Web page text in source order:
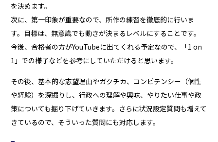
を決めます。
次に、第一印象が重要なので、所作の練習を徹底的に行いま
す。目標は、無意識でも動きが決まるレベルにすることです。
今後、合格者の方がYouTubeに出てくれる予定なので、「1 on
1」での様子などを参考にしていただけると思います。
その後、基本的な志望理由やガクチカ、コンピテンシー（個性
や経験）を深掘りし、行政への理解や興味、やりたい仕事や政
策についても掘り下げていきます。さらに状況設定質問も増えて
きているので、そういった質問にも対応します。